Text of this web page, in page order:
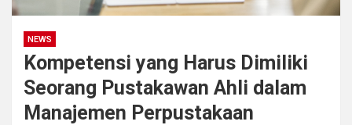
NEWS
Kompetensi yang Harus Dimiliki
Seorang Pustakawan Ahli dalam
Manajemen Perpustakaan